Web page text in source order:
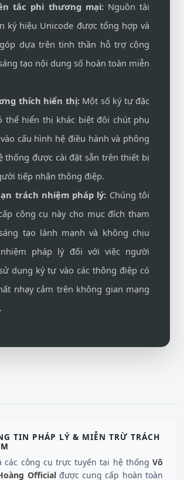
tắc phi thương mại:Nguồn tài
ký hiệu Unicode được tổng hợp và
dựa trên tinh thần hỗ trợ cộng
tạo nội dung số hoàn toàn miễn
thích hiển thị:Một số ký tự đặc
thể hiển thị khác biệt đôi chút phụ
cấu hình hệ điều hành và phông
thống được cài đặt sẵn trên thiết bị
tiếp nhận thông điệp.
trách nhiệm pháp lý: Chúng tôi
công cụ này cho mục đích tham
tạo lành mạnh và không chịu
pháp lý đối với việc người
dụng ký tự vào các thông điệp có
nhạy cảm trên không gian mạng
TIN PHÁP LÝ & MIỄN TRỪ TRÁCH
các công cụ trực tuyến tại hệ thống Võ
Officialđược cung cấp hoàn toàn